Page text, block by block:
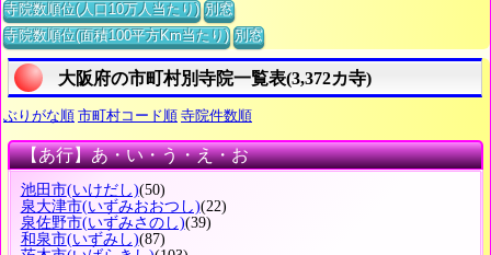
寺院数順位(人口10万人当たり) 別窓
寺院数順位(面積100平方Km当たり) 別窓
大阪府の市町村別寺院一覧表(3,372カ寺)
ぶりがな順 市町村コード順 寺院件数順
【あ行】あ・い・う・え・お
池田市(いけだし)(50)
泉大津市(いずみおおつし)(22)
泉佐野市(いずみさのし)(39)
和泉市(いずみし)(87)